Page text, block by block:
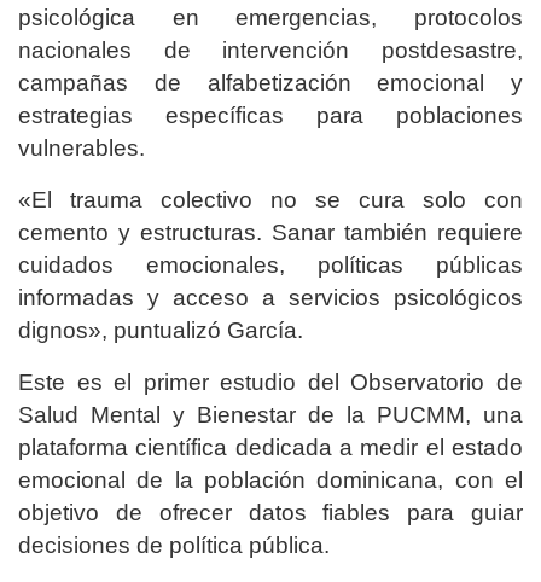
psicológica en emergencias, protocolos
nacionales de intervención postdesastre,
campañas de alfabetización emocional y
estrategias específicas para poblaciones
vulnerables.
«El trauma colectivo no se cura solo con
cemento y estructuras. Sanar también requiere
cuidados emocionales, políticas públicas
informadas y acceso a servicios psicológicos
dignos», puntualizó García.
Este es el primer estudio del Observatorio de
Salud Mental y Bienestar de la PUCMM, una
plataforma científica dedicada a medir el estado
emocional de la población dominicana, con el
objetivo de ofrecer datos fiables para guiar
decisiones de política pública.